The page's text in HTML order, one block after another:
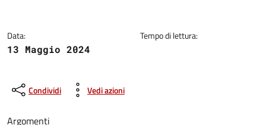
Data:
13 Maggio 2024
Tempo di lettura:
Condividi Vedi azioni
Argomenti